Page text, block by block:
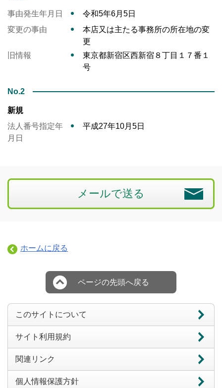
事由発生年月日
令和5年6月5日
変更の事由
本店又は主たる事務所の所在地の変
更
旧情報
東京都新宿区西新宿８丁目１７番１
号
No.2
新規
法人番号指定年
月日
平成27年10月5日
メールで送る
ホームに戻る
ページの先頭へ戻る
このサイトについて
サイト利用規約
関連リンク
個人情報保護方針